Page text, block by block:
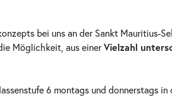
bei uns an der Sankt Mauritius-
Möglichkeit, aus einerVielzahl
6 montags und donnerstags in